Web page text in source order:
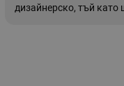
дизайнерско, тъй